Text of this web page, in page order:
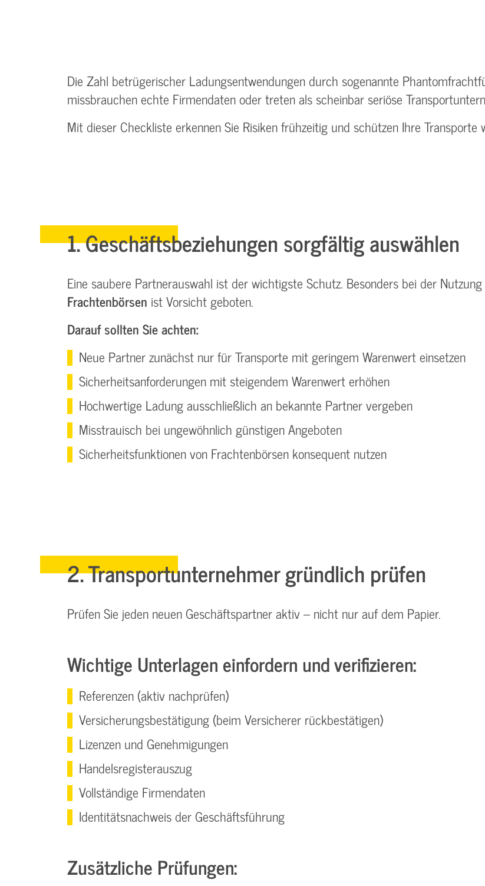
Die Zahl betrügerischer Ladungsentwendungen durch sogenannte
missbrauchen echte Firmendaten oder treten als scheinbar seriöse
Mit dieser Checkliste erkennen Sie Risiken frühzeitig und schützen Ihre
1. Geschäftsbeziehungen sorgfältig auswählen
Eine saubere Partnerauswahl ist der wichtigste Schutz. Besonders bei der
Frachtenbörsen ist Vorsicht geboten.
Darauf sollten Sie achten:
Neue Partner zunächst nur für Transporte mit geringem Warenwert einsetzen
Sicherheitsanforderungen mit steigendem Warenwert erhöhen
Hochwertige Ladung ausschließlich an bekannte Partner vergeben
Misstrauisch bei ungewöhnlich günstigen Angeboten
Sicherheitsfunktionen von Frachtenbörsen konsequent nutzen
2. Transportunternehmer gründlich prüfen
Prüfen Sie jeden neuen Geschäftspartner aktiv – nicht nur auf dem Papier.
Wichtige Unterlagen einfordern und verifizieren:
Referenzen (aktiv nachprüfen)
Versicherungsbestätigung (beim Versicherer rückbestätigen)
Lizenzen und Genehmigungen
Handelsregisterauszug
Vollständige Firmendaten
Identitätsnachweis der Geschäftsführung
Zusätzliche Prüfungen: